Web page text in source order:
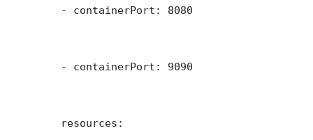
        - containerPort: 8080
        - containerPort: 9090
        resources: